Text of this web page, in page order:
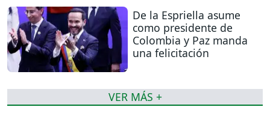
De la Espriella asume
como presidente de
Colombia y Paz manda
una felicitación
VER MÁS +